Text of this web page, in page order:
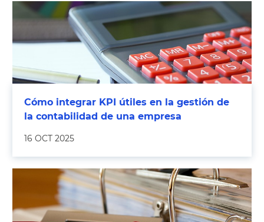
Cómo integrar KPI útiles en la gestión de
la contabilidad de una empresa
16 OCT 2025